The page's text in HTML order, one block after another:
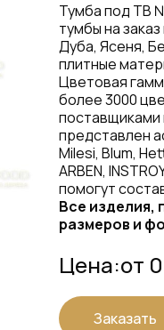
Тумба под ТВ
тумбы на
Дуба, Ясеня,
плитные
Цветовая
более 3000
поставщиками
представлен
Milesi, Blum,
ARBEN,
помогут
Все изделия,
размеров и
Цена:от
Заказать